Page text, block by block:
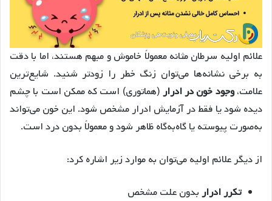
علائم اولیه سرطان مثانه معمولاً خاموش و مبهم هستند، اما با دقت
به برخی نشانه‌ها می‌توان زنگ خطر را زودتر شنید. شایع‌ترین
علامت،وجود خون در ادرار(هماتوری) است که ممکن است با چشم
دیده شود یا فقط در آزمایش ادرار مشخص شود. این خون می‌تواند
به‌صورت پیوسته یا گاه‌به‌گاه ظاهر شود و معمولاً بدون درد است.
از دیگر علائم اولیه می‌توان به موارد زیر اشاره کرد:
تکرر ادراربدون علت مشخص